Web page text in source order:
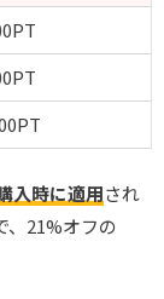
入時に適用され
、21%オフの